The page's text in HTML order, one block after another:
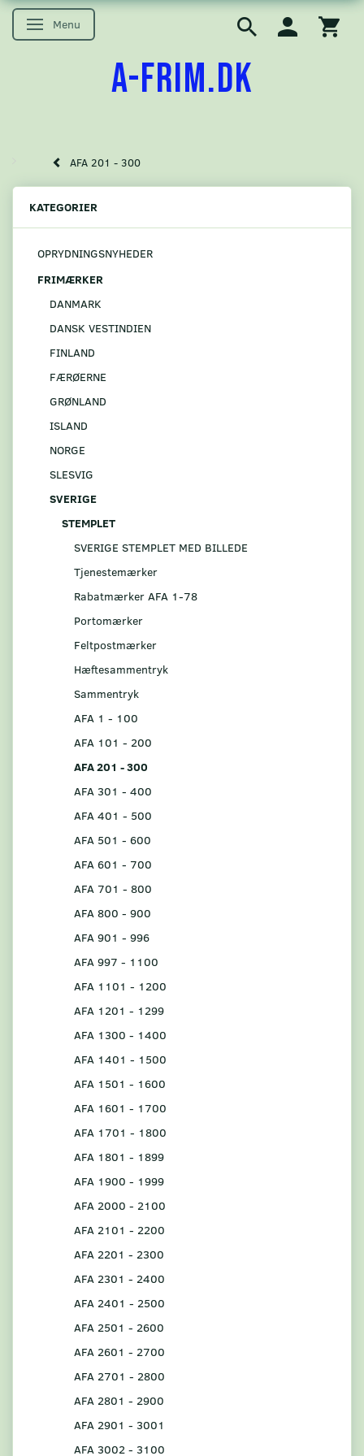
Skifte navigation
Menu
A-FRIM.DK
AFA 201 - 300
KATEGORIER
OPRYDNINGSNYHEDER
FRIMÆRKER
DANMARK
DANSK VESTINDIEN
FINLAND
FÆRØERNE
GRØNLAND
ISLAND
NORGE
SLESVIG
SVERIGE
STEMPLET
SVERIGE STEMPLET MED BILLEDE
Tjenestemærker
Rabatmærker AFA 1-78
Portomærker
Feltpostmærker
Hæftesammentryk
Sammentryk
AFA 1 - 100
AFA 101 - 200
AFA 201 - 300
AFA 301 - 400
AFA 401 - 500
AFA 501 - 600
AFA 601 - 700
AFA 701 - 800
AFA 800 - 900
AFA 901 - 996
AFA 997 - 1100
AFA 1101 - 1200
AFA 1201 - 1299
AFA 1300 - 1400
AFA 1401 - 1500
AFA 1501 - 1600
AFA 1601 - 1700
AFA 1701 - 1800
AFA 1801 - 1899
AFA 1900 - 1999
AFA 2000 - 2100
AFA 2101 - 2200
AFA 2201 - 2300
AFA 2301 - 2400
AFA 2401 - 2500
AFA 2501 - 2600
AFA 2601 - 2700
AFA 2701 - 2800
AFA 2801 - 2900
AFA 2901 - 3001
AFA 3002 - 3100